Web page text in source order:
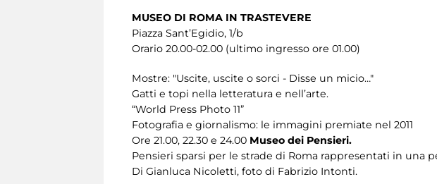
MUSEO DI ROMA IN TRASTEVERE
Piazza Sant’Egidio, 1/b
Orario 20.00-02.00 (ultimo ingresso ore 01.00)
Mostre: "Uscite, uscite o sorci - Disse un micio…"
Gatti e topi nella letteratura e nell’arte.
“World Press Photo 11”
Fotografia e giornalismo: le immagini premiate nel 2011
Ore 21.00, 22.30 e 24.00 Museo dei Pensieri.
Pensieri sparsi per le strade di Roma rappresentati in una
Di Gianluca Nicoletti, foto di Fabrizio Intonti.